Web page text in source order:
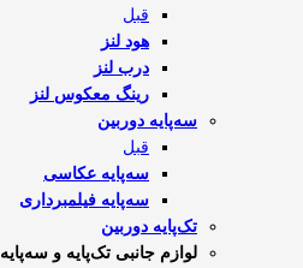
قبل
هود لنز
درب لنز
رینگ معکوس لنز
سه‌پایه دوربین
قبل
سه‌پایه عکاسی
سه‌پایه فیلمبرداری
تک‌پایه دوربین
لوازم جانبی تک‌پایه و سه‌پایه